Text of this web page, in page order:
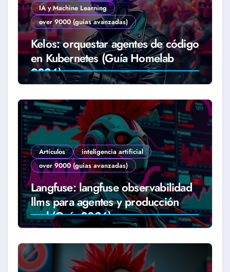
IA y Machine Learning
over 9000 (guias avanzadas)
Kelos: orquestar agentes de código
en Kubernetes (Guía Homelab
2026)
Artículos
inteligencia artificial
over 9000 (guias avanzadas)
Langfuse: langfuse observabilidad
llms para agentes y producción
real (Guía 2026)